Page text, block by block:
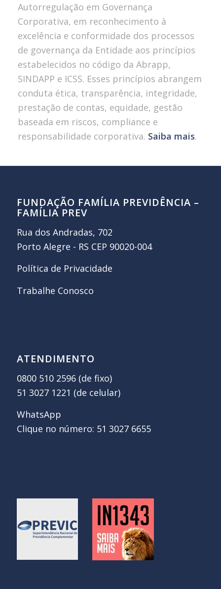
Autorregulação em Governança
Corporativa, em reconhecimento à
excelência e conformidade dos processos
de governança da Entidade aos princípios
estabelecidos no código da Abrapp,
SINDAPP e ICSS. Esses princípios abrangem
conduta ética, transparência, integridade,
prestação de contas, equidade, gestão
baseada em riscos, compliance e
responsabilidade corporativa. Saiba mais.
FUNDAÇÃO FAMÍLIA PREVIDÊNCIA –
FAMÍLIA PREV
Rua dos Andradas, 702
Porto Alegre - RS CEP 90020-004
Política de Privacidade
Trabalhe Conosco
ATENDIMENTO
0800 510 2596 (de fixo)
51 3027 1221 (de celular)
WhatsApp
Clique no número: 51 3027 6655